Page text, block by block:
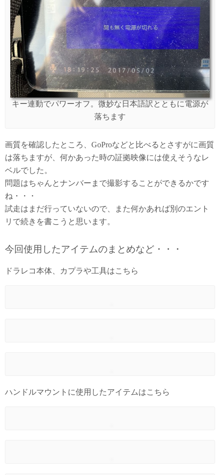
キー連動でパワーオフ。微妙な日本語訳とともに電源が
落ちます
画質を確認したところ、GoProなどと比べるとさすがに画質
は落ちますが、何かあった時の証拠映像には使えそうなレ
ベルでした。
問題はちゃんとナンバーまで撮影することができるかです
ね・・・
試走はまだ行っていないので、また何かあれば別のエント
リで続きを書こうと思います。
今回使用したアイテムのまとめなど・・・
ドラレコ本体、カプラや工具はこちら
ハンドルマウントに使用したアイテムはこちら